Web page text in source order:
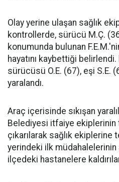
Olay yerine ulaşan sağlık
kontrollerde, sürücü M.Ç.
konumunda bulunan
hayatını kaybettiği
sürücüsü O.E. (67), eşi S.E.
yaralandı.
Araç içerisinde sıkışan
Belediyesi itfaiye ekiplerinin
çıkarılarak sağlık ekiplerine
yerindeki ilk müdahalelerinin
ilçedeki hastanelere